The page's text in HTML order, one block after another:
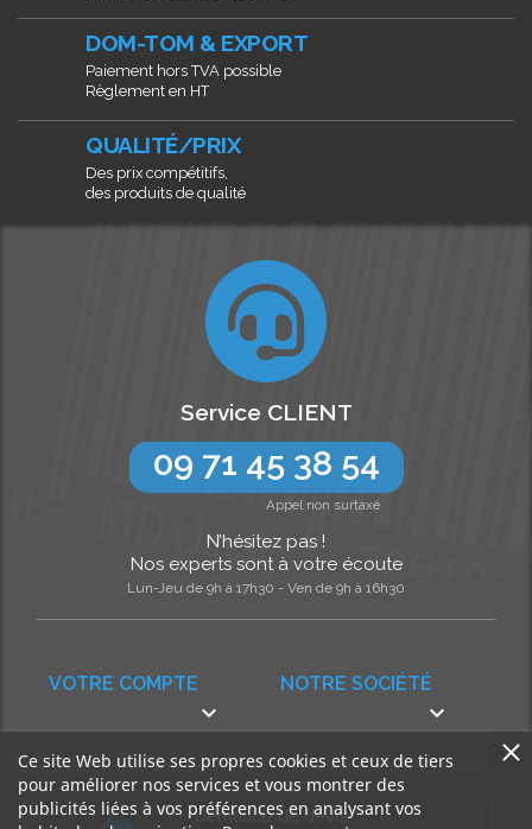
DOM-TOM & EXPORT
Paiement hors TVA possible
Règlement en HT
QUALITÉ/PRIX
Des prix compétitifs,
des produits de qualité
NOTRE SOCIÉTÉ

VOTRE COMPTE

Service CLIENT
09 71 45 38 54
Appel non surtaxé
N’hésitez pas !
Nos experts sont à votre écoute
Lun-Jeu de 9h à 17h30 - Ven de 9h à 16h30
Demande de devis
Ce site Web utilise ses propres cookies et ceux de tiers
pour améliorer nos services et vous montrer des
publicités liées à vos préférences en analysant vos